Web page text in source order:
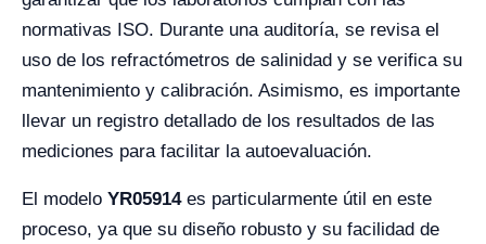
normativas ISO. Durante una auditoría, se revisa el
uso de los refractómetros de salinidad y se verifica su
mantenimiento y calibración. Asimismo, es importante
llevar un registro detallado de los resultados de las
mediciones para facilitar la autoevaluación.
El modelo YR05914es particularmente útil en este
proceso, ya que su diseño robusto y su facilidad de